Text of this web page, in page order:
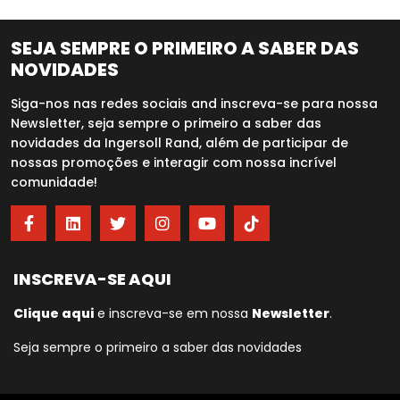
SEJA SEMPRE O PRIMEIRO A SABER DAS
NOVIDADES
Siga-nos nas redes sociais and inscreva-se para nossa
Newsletter, seja sempre o primeiro a saber das
novidades da Ingersoll Rand, além de participar de
nossas promoções e interagir com nossa incrível
comunidade!
INSCREVA-SE AQUI
Clique aqui e inscreva-se em nossa Newsletter.
Seja sempre o primeiro a saber das novidades